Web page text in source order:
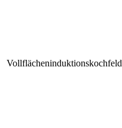
Vollflächeninduktionskochfeld